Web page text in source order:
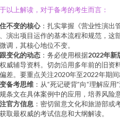
以上解读，对于备考的考生而言：
不变的核心：扎实掌握《营业性演出
演出项目运作的基本流程和规范，这
调，其核心地位不变。
变化的动态 ：务必使用根据2022年新
威辅导资料。切勿沿用多年前的旧资
差。要重点关注2020年至2022年期间
备考思维 ：从“死记硬背”向“理解应
条文在具体案例中的应用，培养风险
官方信息 ：密切留意文化和旅游部或
取最权威的考试信息和大纲解读。